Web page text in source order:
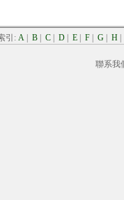
引: A B C D E F G H
聯系我